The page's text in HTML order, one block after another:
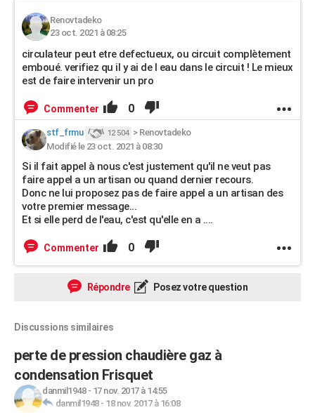
Renovtadeko
23 oct. 2021 à 08:25
circulateur peut etre defectueux, ou circuit complètement
emboué. verifiez qu il y ai de l eau dans le circuit ! Le mieux
est de faire intervenir un pro
Commenter 0
stf_frmu 12 504 > Renovtadeko
Modifié le 23 oct. 2021 à 08:30
Si il fait appel à nous c'est justement qu'il ne veut pas
faire appel a un artisan ou quand dernier recours.
Donc ne lui proposez pas de faire appel a un artisan des
votre premier message...
Et si elle perd de l'eau, c'est qu'elle en a ....
Commenter 0
Répondre Posez votre question
Discussions similaires
perte de pression chaudière gaz à
condensation Frisquet
danmil1948- 17 nov. 2017 à 14:55
danmil1948- 18 nov. 2017 à 16:08